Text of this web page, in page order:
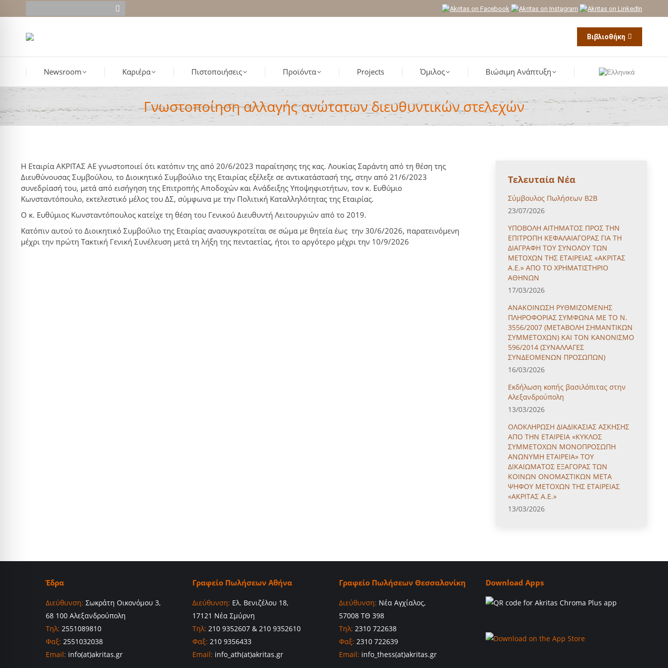
Βιβλιοθήκη
Newsroom Καριέρα Πιστοποιήσεις Προϊόντα Projects Όμιλος Βιώσιμη Ανάπτυξη
Γνωστοποίηση αλλαγής ανώτατων διευθυντικών στελεχών
Η Εταιρία ΑΚΡΙΤΑΣ ΑΕ γνωστοποιεί ότι κατόπιν της από 20/6/2023 παραίτησης της κας. Λουκίας Σαράντη από τη θέση της
Διευθύνουσας Συμβούλου, το Διοικητικό Συμβούλιο της Εταιρίας εξέλεξε σε αντικατάστασή της, στην από 21/6/2023
συνεδρίασή του, μετά από εισήγηση της Επιτροπής Αποδοχών και Ανάδειξης Υποψηφιοτήτων, τον κ. Ευθύμιο
Κωνσταντόπουλο, εκτελεστικό μέλος του ΔΣ, σύμφωνα με την Πολιτική Καταλληλότητας της Εταιρίας.
Ο κ. Ευθύμιος Κωνσταντόπουλος κατείχε τη θέση του Γενικού Διευθυντή Λειτουργιών από το 2019.
Κατόπιν αυτού το Διοικητικό Συμβούλιο της Εταιρίας ανασυγκροτείται σε σώμα με θητεία έως την 30/6/2026, παρατεινόμενη
μέχρι την πρώτη Τακτική Γενική Συνέλευση μετά τη λήξη της πενταετίας, ήτοι το αργότερο μέχρι την 10/9/2026
Τελευταία Νέα
Σύμβουλος Πωλήσεων B2B
23/07/2026
ΥΠΟΒΟΛΗ ΑΙΤΗΜΑΤΟΣ ΠΡΟΣ ΤΗΝ
ΕΠΙΤΡΟΠΗ ΚΕΦΑΛΑΙΑΓΟΡΑΣ ΓΙΑ ΤΗ
ΔΙΑΓΡΑΦΗ ΤΟΥ ΣΥΝΟΛΟΥ ΤΩΝ
ΜΕΤΟΧΩΝ ΤΗΣ ΕΤΑΙΡΕΙΑΣ «ΑΚΡΙΤΑΣ
Α.Ε.» ΑΠΟ ΤΟ ΧΡΗΜΑΤΙΣΤΗΡΙΟ
ΑΘΗΝΩΝ
17/03/2026
ΑΝΑΚΟΙΝΩΣΗ ΡΥΘΜΙΖΟΜΕΝΗΣ
ΠΛΗΡΟΦΟΡΙΑΣ ΣΥΜΦΩΝΑ ΜΕ ΤΟ Ν.
3556/2007 (ΜΕΤΑΒΟΛΗ ΣΗΜΑΝΤΙΚΩΝ
ΣΥΜΜΕΤΟΧΩΝ) ΚΑΙ ΤΟΝ ΚΑΝΟΝΙΣΜΟ
596/2014 (ΣΥΝΑΛΛΑΓΕΣ
ΣΥΝΔΕΟΜΕΝΩΝ ΠΡΟΣΩΠΩΝ)
16/03/2026
Εκδήλωση κοπής βασιλόπιτας στην
Αλεξανδρούπολη
13/03/2026
ΟΛΟΚΛΗΡΩΣΗ ΔΙΑΔΙΚΑΣΙΑΣ ΑΣΚΗΣΗΣ
ΑΠΟ ΤΗΝ ΕΤΑΙΡΕΙΑ «ΚΥΚΛΟΣ
ΣΥΜΜΕΤΟΧΩΝ ΜΟΝΟΠΡΟΣΩΠΗ
ΑΝΩΝΥΜΗ ΕΤΑΙΡΕΙΑ» ΤΟΥ
ΔΙΚΑΙΩΜΑΤΟΣ ΕΞΑΓΟΡΑΣ ΤΩΝ
ΚΟΙΝΩΝ ΟΝΟΜΑΣΤΙΚΩΝ ΜΕΤΑ
ΨΗΦΟΥ ΜΕΤΟΧΩΝ ΤΗΣ ΕΤΑΙΡΕΙΑΣ
«ΑΚΡΙΤΑΣ Α.Ε.»
13/03/2026
Έδρα
Διεύθυνση: Σωκράτη Οικονόμου 3,
68 100 Αλεξανδρούπολη
Τηλ: 2551089810
Φαξ: 2551032038
Email: info(at)akritas.gr
Γραφείο Πωλήσεων Αθήνα
Διεύθυνση: Ελ. Βενιζέλου 18,
17121 Νέα Σμύρνη
Τηλ: 210 9352607 & 210 9352610
Φαξ: 210 9356433
Email: info_ath(at)akritas.gr
Γραφείο Πωλήσεων Θεσσαλονίκη
Διεύθυνση: Νέα Αγχίαλος,
57008 ΤΘ 398
Τηλ: 2310 722638
Φαξ: 2310 722639
Email: info_thess(at)akritas.gr
Download Apps